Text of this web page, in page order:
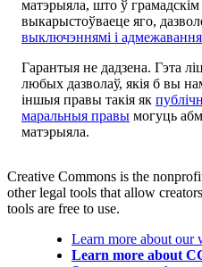
матэрыяла, што ў
выкарыстоўваеце яго,
выключэннямі і
Гарантыя не дадзена. Гэта
любых дазволаў, якія б вы
іншыя правы такія як
маральныя правы могуць
матэрыяла.
Creative Commons is the
other legal tools that allow
tools are free to use.
Learn more about our
Learn more about